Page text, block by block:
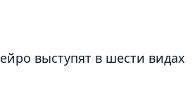
выступят в шести видах